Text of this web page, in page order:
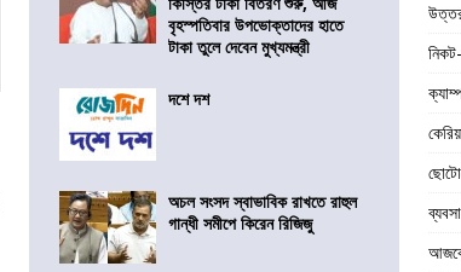
বৃহস্পতিবার উপভোক্তাদের হাতে
টাকা তুলে দেবেন মুখ্যমন্ত্রী
দশে দশ
অচল সংসদ স্বাভাবিক রাখতে রাহুল
গান্ধী সমীপে কিরেন রিজিজু